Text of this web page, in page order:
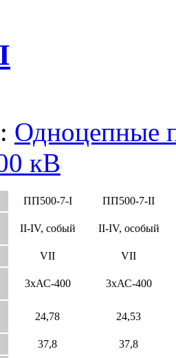
Одноцепные
кВ
ПП500-7-I
ПП500-7-II
II-IV, собый II-IV, особый
VII
VII
3xАС-400 3xАС-400
24,78 24,53
37,8
37,8